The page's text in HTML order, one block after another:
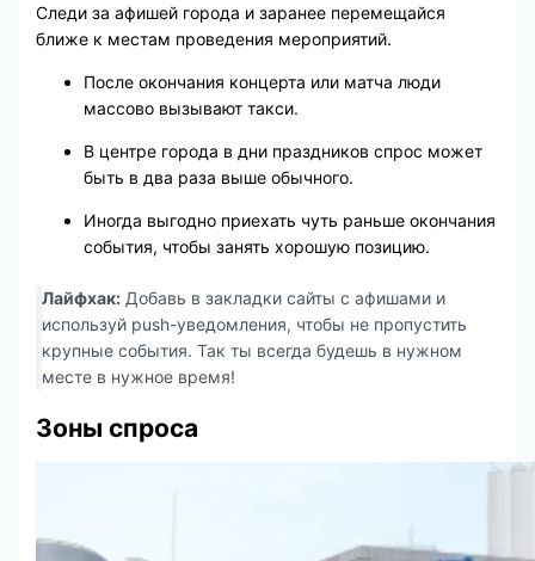
Следи за афишей города и заранее перемещайся
ближе к местам проведения мероприятий.
После окончания концерта или матча люди
массово вызывают такси.
В центре города в дни праздников спрос может
быть в два раза выше обычного.
Иногда выгодно приехать чуть раньше окончания
события, чтобы занять хорошую позицию.
Лайфхак:Добавь в закладки сайты с афишами и
используй push-уведомления, чтобы не пропустить
крупные события. Так ты всегда будешь в нужном
месте в нужное время!
Зоны спроса